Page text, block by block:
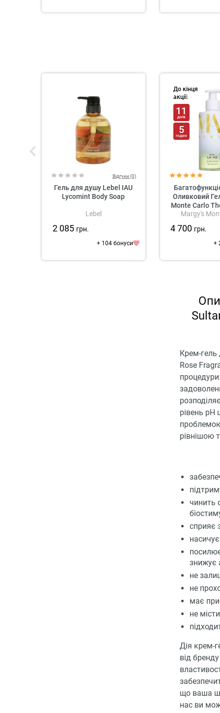
Відгуки (0)
Гель для душу Lebel IAU
Lycomint Body Soap
Lebel
2 085 грн.
+ 104 бонуси
До кінця
акції:
11
днів
5
годин
Оливковий
Monte Carlo
Margy's
4 700 грн.
+
Крем-гель
Rose
рівень pH
рівнішою
чинить
сприяє
знижує
не
не
має
не
Дія крем-
від
що ваша
нас ви